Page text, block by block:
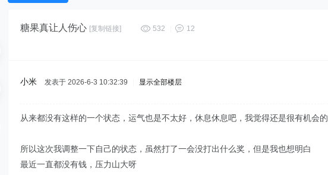
糖果真让人伤心 [复制链接] 532 12
小米 发表于 2026-6-3 10:32:39 显示全部楼层
从来都没有这样的一个状态，运气也是不太好，休息休息吧，我觉得还是很有机会的
所以这次我调整一下自己的状态，虽然打了一会没打出什么奖，但是我也想明白
最近一直都没有钱，压力山大呀